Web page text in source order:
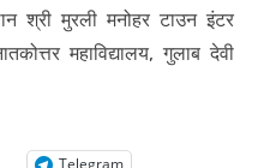
श्री मुरली मनोहर टाउन इंटर
महाविद्यालय, गुलाब देवी
Telegram